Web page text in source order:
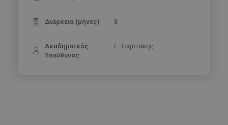
Διάρκεια (μήνες)
Ακαδημαϊκός
Υπεύθυνος
8
Ε. Τσιριτάκης